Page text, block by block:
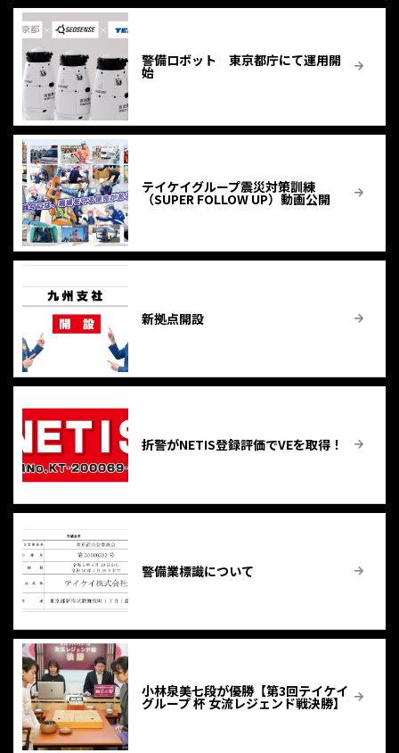
警備ロボット 東京都庁にて運用開
始
テイケイグループ震災対策訓練
（SUPER FOLLOW UP）動画公開
新拠点開設
折警がNETIS登録評価でVEを取得！
警備業標識について
小林泉美七段が優勝【第3回テイケイ
グループ 杯 女流レジェンド戦決勝】